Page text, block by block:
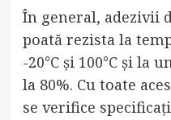
În general, adezivii
poată rezista la
-20°C și 100°C și la
la 80%. Cu toate
se verifice